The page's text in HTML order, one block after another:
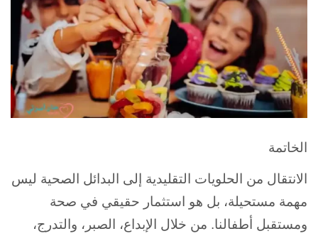
الخاتمة
الانتقال من الحلويات التقليدية إلى البدائل الصحية ليس
مهمة مستحيلة، بل هو استثمار حقيقي في صحة
ومستقبل أطفالنا. من خلال الإبداع، الصبر، والتدرج،